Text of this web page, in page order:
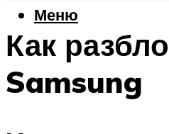
Меню
Как
Samsung